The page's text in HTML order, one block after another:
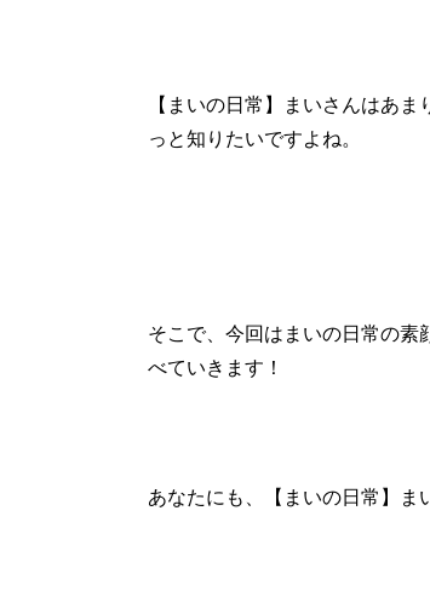
【まいの日常】まいさんはあ
っと知りたいですよね。
そこで、今回はまいの日常の素
べていきます！
あなたにも、【まいの日常】ま